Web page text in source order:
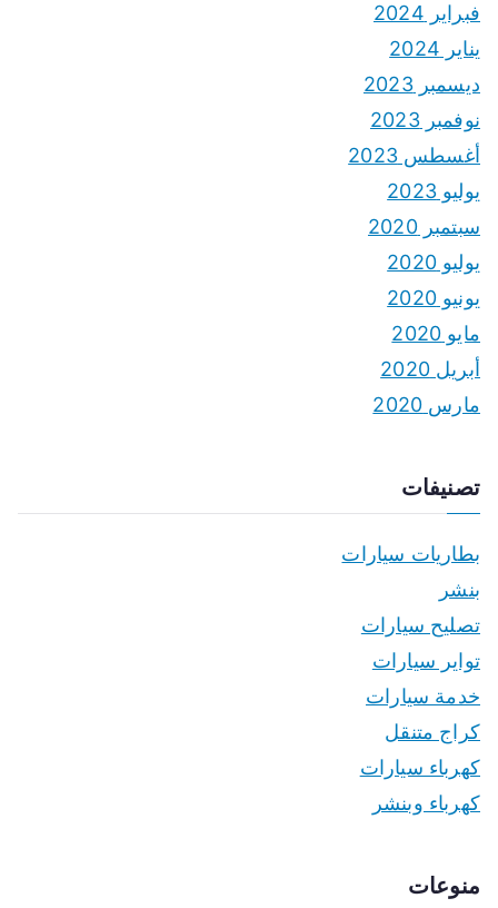
فبراير 2024
يناير 2024
ديسمبر 2023
نوفمبر 2023
أغسطس 2023
يوليو 2023
سبتمبر 2020
يوليو 2020
يونيو 2020
مايو 2020
أبريل 2020
مارس 2020
تصنيفات
بطاريات سيارات
بنشر
تصليح سيارات
تواير سيارات
خدمة سيارات
كراج متنقل
كهرباء سيارات
كهرباء وبنشر
منوعات